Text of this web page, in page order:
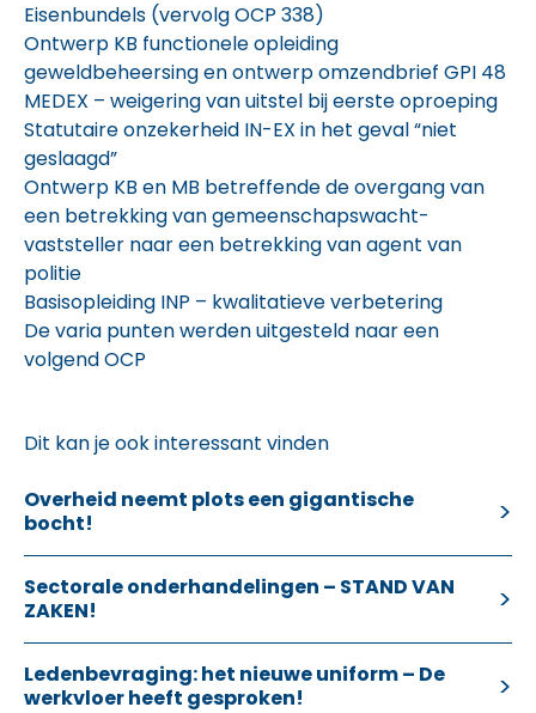
Eisenbundels (vervolg OCP 338)
Ontwerp KB functionele opleiding
geweldbeheersing en ontwerp omzendbrief GPI 48
MEDEX – weigering van uitstel bij eerste oproeping
Statutaire onzekerheid IN-EX in het geval “niet
geslaagd”
Ontwerp KB en MB betreffende de overgang van
een betrekking van gemeenschapswacht-
vaststeller naar een betrekking van agent van
politie
Basisopleiding INP – kwalitatieve verbetering
De varia punten werden uitgesteld naar een
volgend OCP
Dit kan je ook interessant vinden
Overheid neemt plots een gigantische
bocht!
Sectorale onderhandelingen – STAND VAN
ZAKEN!
Ledenbevraging: het nieuwe uniform – De
werkvloer heeft gesproken!